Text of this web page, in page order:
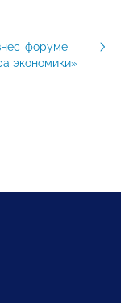
форуме
экономики»